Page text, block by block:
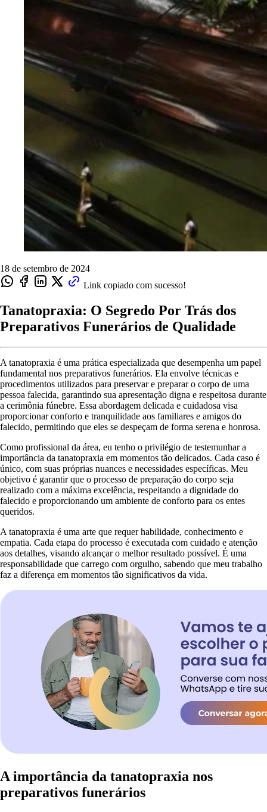
18 de setembro de 2024
Link copiado com sucesso!
Tanatopraxia: O Segredo Por Trás dos
Preparativos Funerários de Qualidade
A tanatopraxia é uma prática especializada que desempenha um papel
fundamental nos preparativos funerários. Ela envolve técnicas e
procedimentos utilizados para preservar e preparar o corpo de uma
pessoa falecida, garantindo sua apresentação digna e respeitosa durante
a cerimônia fúnebre. Essa abordagem delicada e cuidadosa visa
proporcionar conforto e tranquilidade aos familiares e amigos do
falecido, permitindo que eles se despeçam de forma serena e honrosa.
Como profissional da área, eu tenho o privilégio de testemunhar a
importância da tanatopraxia em momentos tão delicados. Cada caso é
único, com suas próprias nuances e necessidades específicas. Meu
objetivo é garantir que o processo de preparação do corpo seja
realizado com a máxima excelência, respeitando a dignidade do
falecido e proporcionando um ambiente de conforto para os entes
queridos.
A tanatopraxia é uma arte que requer habilidade, conhecimento e
empatia. Cada etapa do processo é executada com cuidado e atenção
aos detalhes, visando alcançar o melhor resultado possível. É uma
responsabilidade que carrego com orgulho, sabendo que meu trabalho
faz a diferença em momentos tão significativos da vida.
A importância da tanatopraxia nos
preparativos funerários